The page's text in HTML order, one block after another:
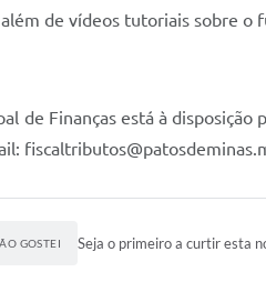
de vídeos tutoriais sobre o
de Finanças está à
GOSTEI Seja o primeiro a curtir esta